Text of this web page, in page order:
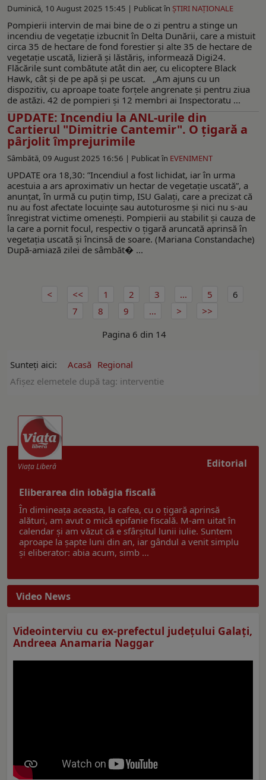
Duminică, 10 August 2025 15:45 | Publicat în ŞTIRI NAŢIONALE
Pompierii intervin de mai bine de o zi pentru a stinge un
incendiu de vegetație izbucnit în Delta Dunării, care a mistuit
circa 35 de hectare de fond forestier și alte 35 de hectare de
vegetație uscată, lizieră și lăstăriș, informează Digi24.
Flăcările sunt combătute atât din aer, cu elicoptere Black
Hawk, cât și de pe apă și pe uscat. „Am ajuns cu un
dispozitiv, cu aproape toate forțele angrenate și pentru ziua
de astăzi. 42 de pompieri și 12 membri ai Inspectoratu ...
UPDATE: Incendiu la ANL-urile din
Cartierul "Dimitrie Cantemir". O țigară a
pârjolit împrejurimile
Sâmbătă, 09 August 2025 16:56 | Publicat în EVENIMENT
UPDATE ora 18,30: ”Incendiul a fost lichidat, iar în urma
acestuia a ars aproximativ un hectar de vegetație uscată”, a
anunțat, în urmă cu puțin timp, ISU Galați, care a precizat că
nu au fost afectate locuințe sau autoturosme și nici nu s-au
înregistrat victime omenești. Pompierii au stabilit și cauza de
la care a pornit focul, respectiv o țigară aruncată aprinsă în
vegetația uscată și încinsă de soare. (Mariana Constandache)
După-amiază zilei de sâmbăt� ...
1 2 3 ... 5
6
7
8 9
...
Pagina 6 din 14
Sunteți aici: Acasă Regional
Afişez elemetele după tag: interventie
Editorial
Viaţa Liberă
Eliberarea din iobăgia fiscală
În dimineața aceasta, la cafea, cu o țigară aprinsă
alături, am avut o mică epifanie fiscală. M-am uitat în
calendar și am văzut că e sfârșitul lunii iulie. Suntem
aproape la șapte luni din an, iar gândul a venit simplu
și eliberator: abia acum, simb ...
Video News
Videointerviu cu ex-prefectul judeţului Galaţi,
Andreea Anamaria Naggar